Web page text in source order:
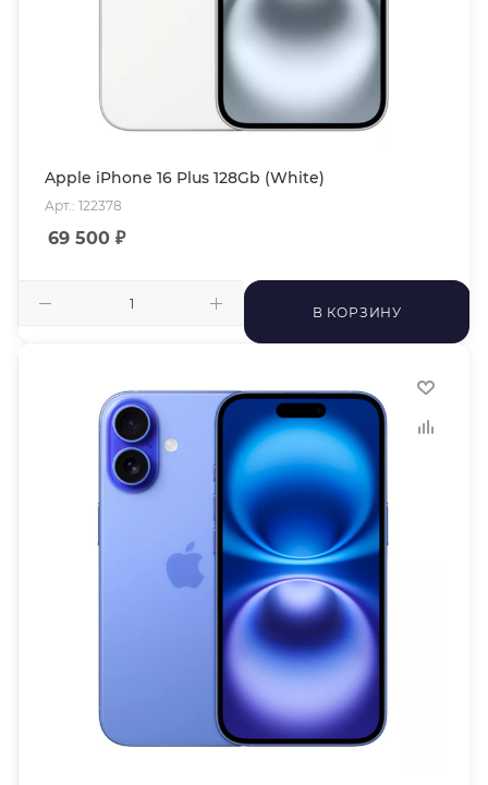
Apple iPhone 16 Plus 128Gb (White)
Арт.: 122378
69 500 ₽
В КОРЗИНУ